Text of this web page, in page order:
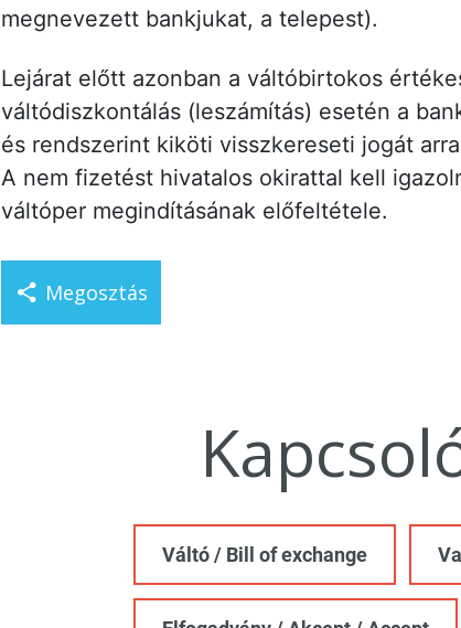
megnevezett bankjukat, a telepest).
Lejárat előtt azonban a váltóbirtokos
váltódiszkontálás (leszámítás) esetén a
és rendszerint kiköti visszkereseti jogát
A nem fizetést hivatalos okirattal kell
váltóper megindításának előfeltétele.
Megosztás
Váltó / Bill of exchange